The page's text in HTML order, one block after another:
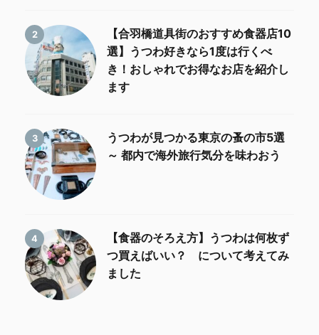
2
【合羽橋道具街のおすすめ食器店10
選】うつわ好きなら1度は行くべ
き！おしゃれでお得なお店を紹介し
ます
3
うつわが見つかる東京の蚤の市5選
～ 都内で海外旅行気分を味わおう
4
【食器のそろえ方】うつわは何枚ず
つ買えばいい？ について考えてみ
ました